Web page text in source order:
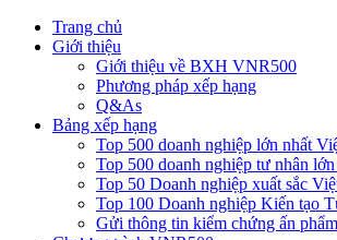
Trang chủ
Giới thiệu
Giới thiệu về BXH VNR500
Phương pháp xếp hạng
Q&As
Bảng xếp hạng
Top 500 doanh nghiệp lớn nhất
Top 500 doanh nghiệp tư nhân
Top 50 Doanh nghiệp xuất sắc
Top 100 Doanh nghiệp Kiến tạo
Gửi thông tin kiểm chứng ấn